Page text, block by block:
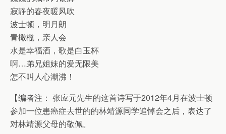
寂静的春夜暖风吹
波士顿，明月朗
青橄榄，亲人会
水是幸福酒，歌是白玉杯
啊…弟兄姐妹的爱无限美
怎不叫人心潮沸！
【编者注： 张应元先生的这首诗写于2012年4月在波士顿
参加一位患癌症去世的的林靖源同学追悼会之后，表达了
对林靖源父母的敬佩。